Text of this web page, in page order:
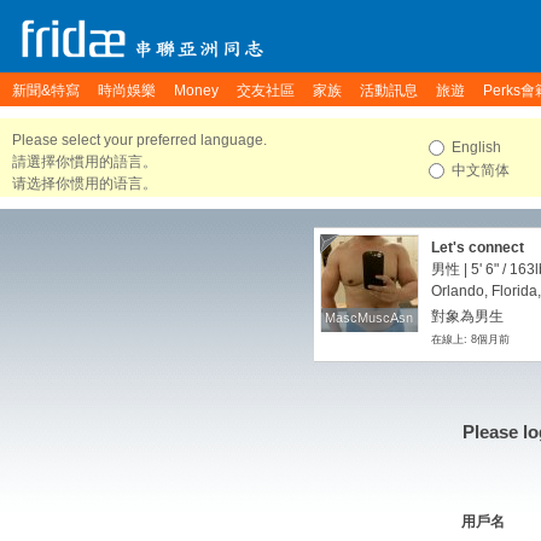
新聞&特寫 時尚娛樂 Money 交友社區 家族 活動訊息 旅遊 Perks會
Please select your preferred language.
請選擇你慣用的語言。
请选择你惯用的语言。
English
中文简体
MascMuscAsn
MascMuscAsn
Let's connect
男性 | 5' 6" /
Orlando,
對象為男生
在線上: 8個月前
Please
用戶名